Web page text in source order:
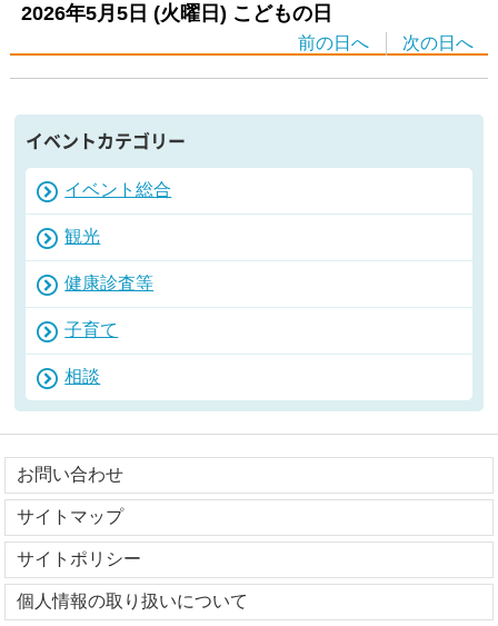
2026年5月5日 (火曜日) こどもの日
前の日へ 次の日へ
イベントカテゴリー
イベント総合
観光
健康診査等
子育て
相談
お問い合わせ
サイトマップ
サイトポリシー
個人情報の取り扱いについて